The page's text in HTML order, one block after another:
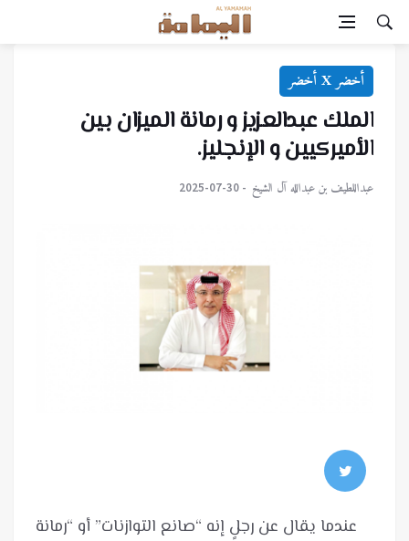
أخضر X أخضر
الملك عبدالعزيز و رمانة الميزان بين
الأميركيين و الإنجليز.
‏عبداللطيف بن عبدالله آل الشيخ 2025-07-30
عندما يقال عن رجلٍ إنه “صانع التوازنات” أو “رمانة